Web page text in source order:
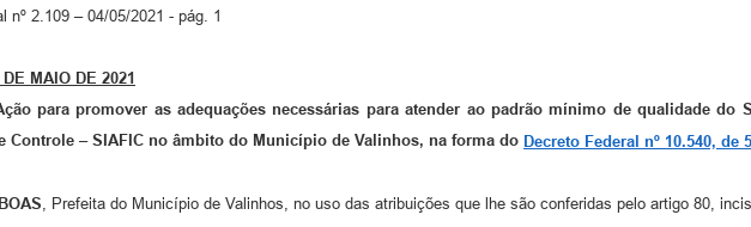
nº 2.109 – 04/05/2021 - pág. 1
DE MAIO DE 2021
para promover as adequações necessárias para atender ao padrão mínimo de qualidade do
Controle – SIAFIC no âmbito do Município de Valinhos, na forma do Decreto Federal nº 10.540, de
, Prefeita do Município de Valinhos, no uso das atribuições que lhe são conferidas pelo artigo 80,